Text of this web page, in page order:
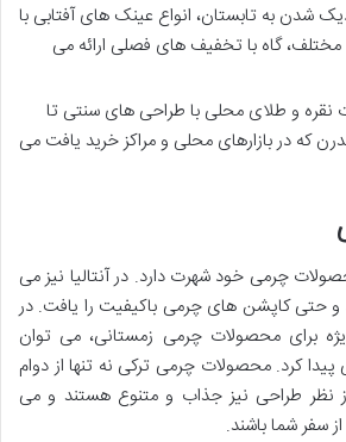
شدن به تابستان، انواع عینک های آفتابی با
گاه با تخفیف های فصلی ارائه می
نقره و طلای محلی با طراحی های سنتی تا
که در بازارهای محلی و مراکز خرید یافت می
چرمی خود شهرت دارد. در آنتالیا نیز می
و حتی کاپشن های چرمی باکیفیت را یافت. در
برای محصولات چرمی زمستانی، می توان
کرد. محصولات چرمی ترکی نه تنها از دوام
از نظر طراحی نیز جذاب و متنوع هستند و می
سفر شما باشند.